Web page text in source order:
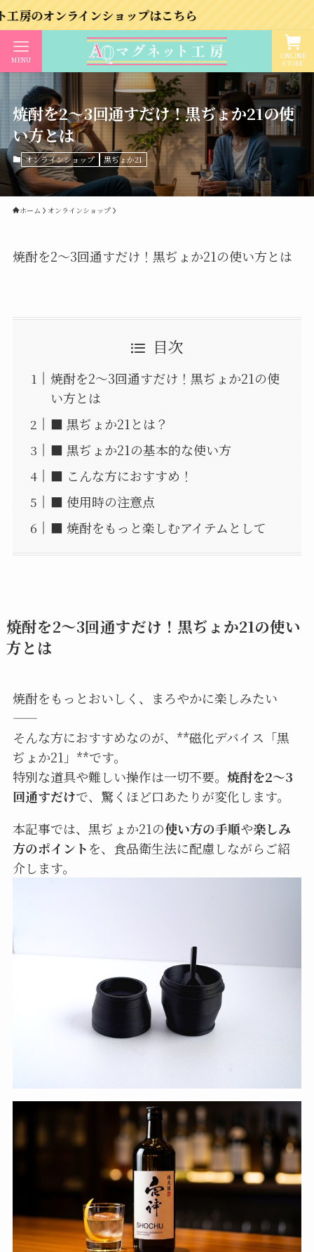
ンショップはこちら
ONLINE
STORE
MENU
焼酎を2〜3回通すだけ！黒ぢょか21の使
い方とは
オンラインショップ 黒ぢょか21
ホーム オンラインショップ
焼酎を2〜3回通すだけ！黒ぢょか21の使い方とは
目次
焼酎を2〜3回通すだけ！黒ぢょか21の使
い方とは
■ 黒ぢょか21とは？
■ 黒ぢょか21の基本的な使い方
■ こんな方におすすめ！
■ 使用時の注意点
■ 焼酎をもっと楽しむアイテムとして
焼酎を2〜3回通すだけ！黒ぢょか21の使い
方とは
焼酎をもっとおいしく、まろやかに楽しみたい
——
そんな方におすすめなのが、**磁化デバイス「黒
ぢょか21」**です。
特別な道具や難しい操作は一切不要。 焼酎を2〜3
回通すだけで、驚くほど口あたりが変化します。
本記事では、黒ぢょか21の使い方の手順や楽しみ
方のポイントを、食品衛生法に配慮しながらご紹
介します。